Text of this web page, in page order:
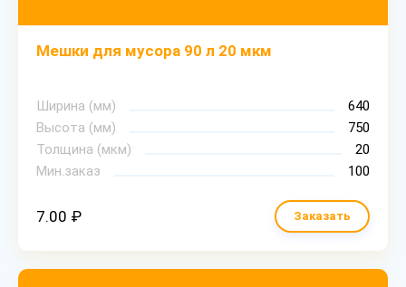
Мешки для мусора 90 л 20 мкм
Ширина (мм)
640
Высота (мм)
750
Толщина (мкм)
20
Мин.заказ
100
7.00 ₽ Заказать